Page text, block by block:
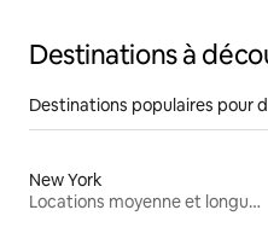
Destinations à
Destinations populaires pour
New York
Locations moyenne et longue durée